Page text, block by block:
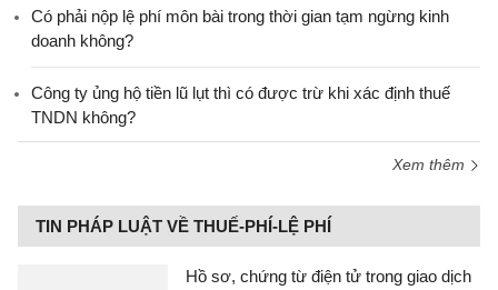
Có phải nộp lệ phí môn bài trong thời gian tạm ngừng kinh
doanh không?
Công ty ủng hộ tiền lũ lụt thì có được trừ khi xác định thuế
TNDN không?
Xem thêm
TIN PHÁP LUẬT VỀ THUẾ-PHÍ-LỆ PHÍ
Hồ sơ, chứng từ điện tử trong giao dịch